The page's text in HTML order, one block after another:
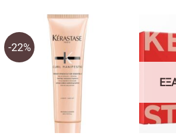
-22%